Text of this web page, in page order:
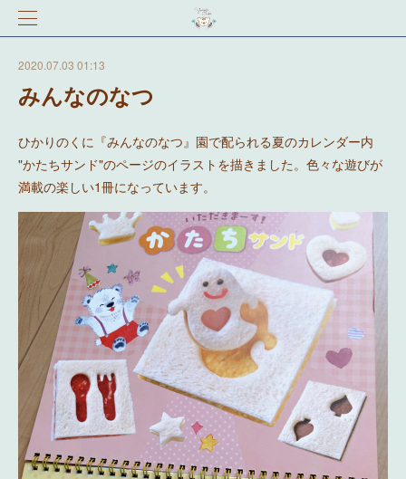
2020.07.03 01:13
みんなのなつ
ひかりのくに『みんなのなつ』園で配られる夏のカレンダー内
"かたちサンド"のページのイラストを描きました。色々な遊びが
満載の楽しい1冊になっています。